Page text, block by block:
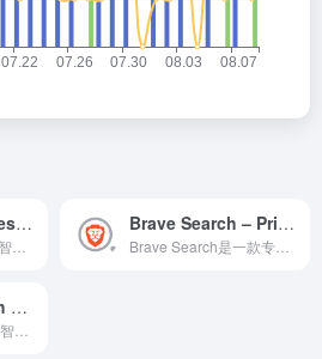
Elicit – The AI Research Assistant Brave Search – Private Search Engine
Liner – AI Search Engine & Copilot